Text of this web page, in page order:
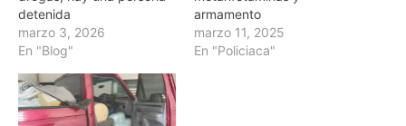
detenida
marzo 3, 2026
En "Blog"
armamento
marzo 11, 2025
En "Policiaca"